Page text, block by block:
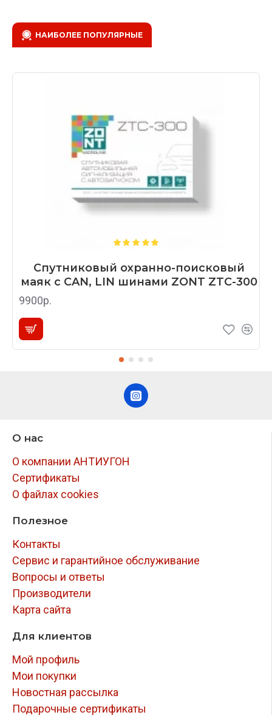
НАИБОЛЕЕ ПОПУЛЯРНЫЕ
Спутниковый охранно-поисковый
маяк с CAN, LIN шинами ZONT ZTC-300
9900р.
О нас
О компании АНТИУГОН
Сертификаты
О файлах cookies
Полезное
Контакты
Сервис и гарантийное обслуживание
Вопросы и ответы
Производители
Карта сайта
Для клиентов
Мой профиль
Мои покупки
Новостная рассылка
Подарочные сертификаты